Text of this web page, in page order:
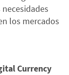
los mercados
Currency